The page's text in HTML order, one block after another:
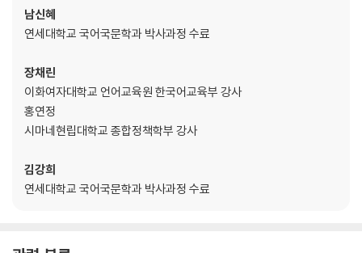
3.8 장소
: 에, 에서
3.9 접속
: 과/와, 하고, 이랑
3.10 주체
: 이/가, 은/는
3.10 차선
: 이나, 이나마, 이라도
4장. 연결 표현
남신혜
연세대학교 국어국문학과 박사과정 수료
장채린
이화여자대학교 언어교육원 한국어교육부 강사
홍연정
시마네현립대학교 종합정책학부 강사
김강희
연세대학교 국어국문학과 박사과정 수료